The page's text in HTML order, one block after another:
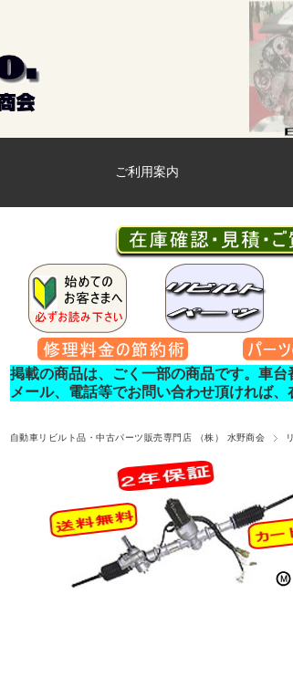
ご利用案内
掲載の商品は、ごく一部の商品です。車台
メール、電話等でお問い合わせ頂ければ、
自動車リビルト品・中古パーツ販売専門店 （株） 水野商会